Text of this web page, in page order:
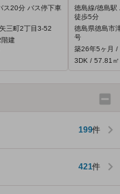
ス20分 バス停下車
三町2丁目3-52
建
徳島線/徳島駅
徒歩5分
徳島県徳島市
号
築26年5ヶ月 /
3DK / 57.81㎡
199件
421件